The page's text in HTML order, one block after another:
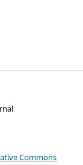
Commons